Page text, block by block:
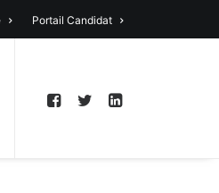
Portail Candidat